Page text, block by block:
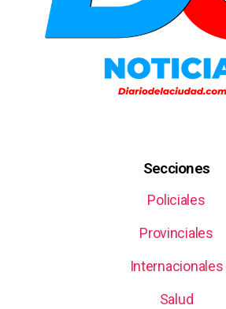
Secciones
Policiales
Provinciales
Internacionales
Salud